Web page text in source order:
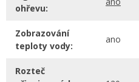
ohřevu:
Zobrazování
teploty vody:
ano
Rozteč